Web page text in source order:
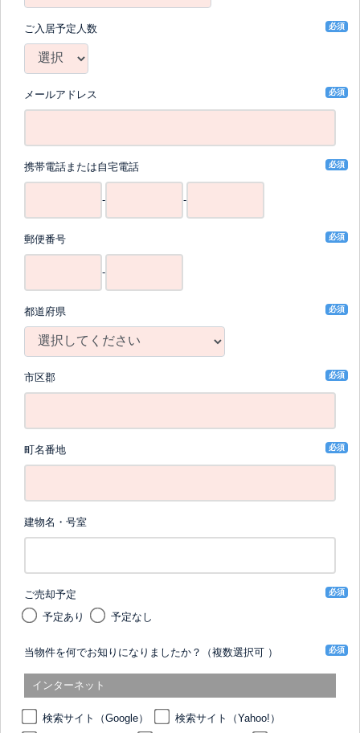
ご入居予定人数 必須
メールアドレス 必須
携帯電話または自宅電話 必須
- -
郵便番号 必須
-
都道府県 必須
市区郡 必須
町名番地 必須
建物名・号室
ご売却予定 必須
予定あり 予定なし
当物件を何でお知りになりましたか？（複数選択可 ） 必須
インターネット
検索サイト（Google） 検索サイト（Yahoo!）